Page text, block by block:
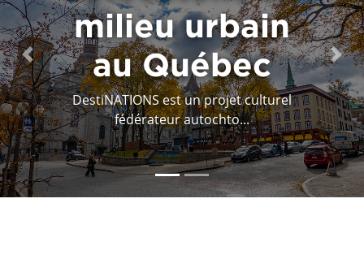
milieu urbain
au Québec
DestiNATIONS est un projet culturel
fédérateur autochto...
et de la
documentation
Cette analyse de la connaissance et de la
documentation e...
Previous Next